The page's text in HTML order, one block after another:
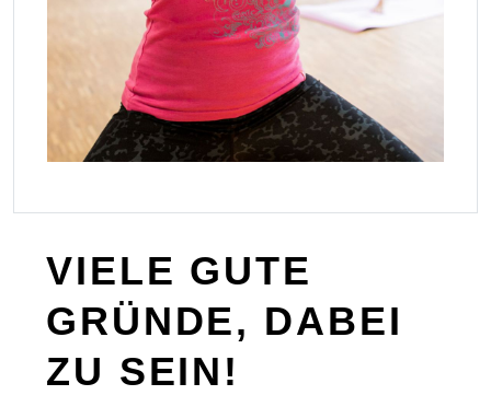
VIELE GUTE
GRÜNDE, DABEI
ZU SEIN!